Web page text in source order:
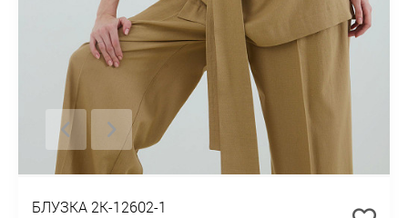
БЛУЗКА 2К-12602-1